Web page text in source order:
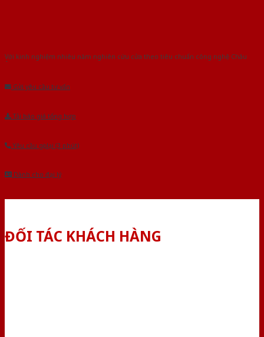
Với kinh nghiệm nhiêu năm nghiên cứu cửa theo tiêu chuẩn công nghệ Châu
Gửi yêu cầu tư vấn
Tải báo giá tổng hợp
Yêu cầu gọi lại (3 phút)
Dành cho đại lý
ĐỐI TÁC KHÁCH HÀNG